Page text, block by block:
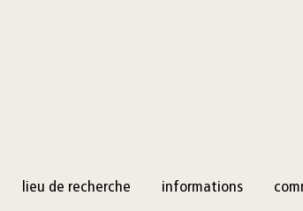
lieu de recherche informations